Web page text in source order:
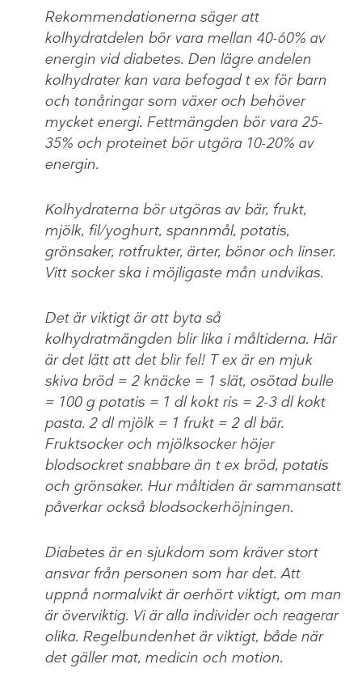
Rekommendationerna säger att
kolhydratdelen bör vara mellan 40-60% av
energin vid diabetes. Den lägre andelen
kolhydrater kan vara befogad t ex för barn
och tonåringar som växer och behöver
mycket energi. Fettmängden bör vara 25-
35% och proteinet bör utgöra 10-20% av
energin.
Kolhydraterna bör utgöras av bär, frukt,
mjölk, fil/yoghurt, spannmål, potatis,
grönsaker, rotfrukter, ärter, bönor och linser.
Vitt socker ska i möjligaste mån undvikas.
Det är viktigt är att byta så
kolhydratmängden blir lika i måltiderna. Här
är det lätt att det blir fel! T ex är en mjuk
skiva bröd = 2 knäcke = 1 slät, osötad bulle
= 100 g potatis = 1 dl kokt ris = 2-3 dl kokt
pasta. 2 dl mjölk = 1 frukt = 2 dl bär.
Fruktsocker och mjölksocker höjer
blodsockret snabbare än t ex bröd, potatis
och grönsaker. Hur måltiden är sammansatt
påverkar också blodsockerhöjningen.
Diabetes är en sjukdom som kräver stort
ansvar från personen som har det. Att
uppnå normalvikt är oerhört viktigt, om man
är överviktig. Vi är alla individer och reagerar
olika. Regelbundenhet är viktigt, både när
det gäller mat, medicin och motion.